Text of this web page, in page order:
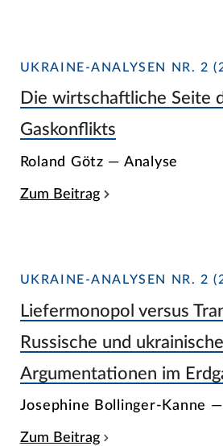
UKRAINE-ANALYSEN NR. 2
Die wirtschaftliche Seite
Gaskonflikts
Roland Götz — Analyse
Zum Beitrag
UKRAINE-ANALYSEN NR. 2
Liefermonopol versus
Russische und ukrainische
Argumentationen im
Josephine Bollinger-Kanne
Zum Beitrag